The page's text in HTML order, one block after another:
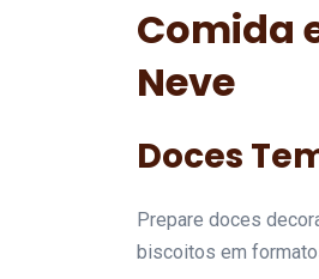
Comida
Neve
Doces
Prepare doces
biscoitos em